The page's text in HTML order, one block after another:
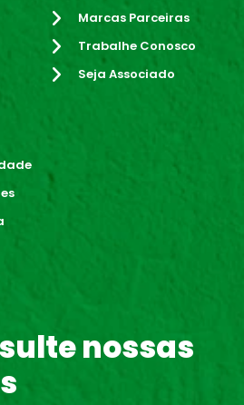
Marcas Parceiras
Trabalhe Conosco
Seja Associado
nossas